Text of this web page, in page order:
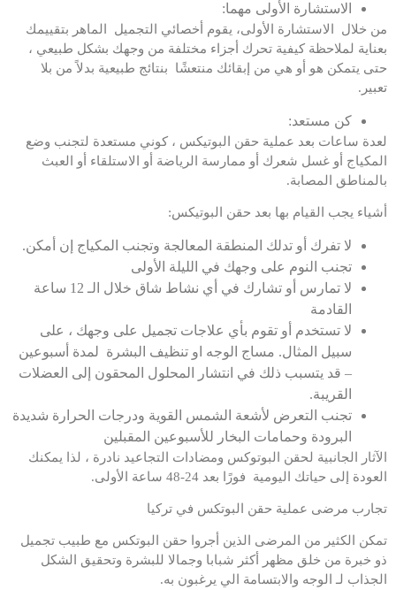
الاستشارة الأولى مهما:
من خلال الاستشارة الأولى، يقوم أخصائي التجميل الماهر بتقييمك
بعناية لملاحظة كيفية تحرك أجزاء مختلفة من وجهك بشكل طبيعي ،
حتى يتمكن هو أو هي من إبقائك منتعشًا بنتائج طبيعية بدلاً من بلا
تعبير.
كن مستعد:
لعدة ساعات بعد عملية حقن البوتيكس ، كوني مستعدة لتجنب وضع
المكياج أو غسل شعرك أو ممارسة الرياضة أو الاستلقاء أو العبث
بالمناطق المصابة.
أشياء يجب القيام بها بعد حقن البوتيكس:
لا تفرك أو تدلك المنطقة المعالجة وتجنب المكياج إن أمكن.
تجنب النوم على وجهك في الليلة الأولى
لا تمارس أو تشارك في أي نشاط شاق خلال الـ 12 ساعة
القادمة
لا تستخدم أو تقوم بأي علاجات تجميل على وجهك ، على
سبيل المثال. مساج الوجه او تنظيف البشرة لمدة أسبوعين
– قد يتسبب ذلك في انتشار المحلول المحقون إلى العضلات
القريبة.
تجنب التعرض لأشعة الشمس القوية ودرجات الحرارة شديدة
البرودة وحمامات البخار للأسبوعين المقبلين
الآثار الجانبية لحقن البوتوكس ومضادات التجاعيد نادرة ، لذا يمكنك
العودة إلى حياتك اليومية فورًا بعد 24-48 ساعة الأولى.
تجارب مرضى عملية حقن البوتكس في تركيا
تمكن الكثير من المرضى الذين أجروا حقن البوتكس مع طبيب تجميل
ذو خبرة من خلق مظهر أكثر شبابا وجمالا للبشرة وتحقيق الشكل
الجذاب لـ الوجه والابتسامة الي يرغبون به.